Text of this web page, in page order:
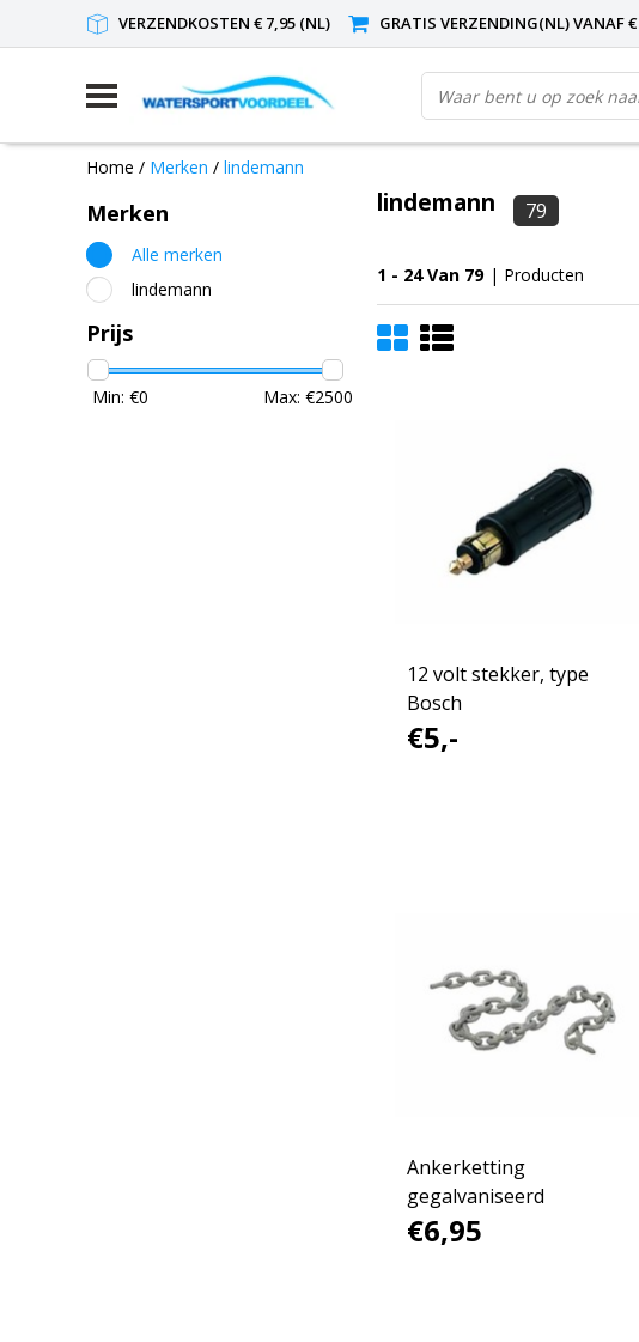
VERZENDKOSTEN € 7,95 (NL) GRATIS VERZENDING(NL) VANAF
Home / Merken / lindemann
Merken
Alle merken
lindemann
Prijs
Min: €0 Max: €2500
lindemann 79
1 - 24 Van 79 | Producten
12 volt stekker, type
Bosch
€5,-
Ankerketting
gegalvaniseerd
€6,95